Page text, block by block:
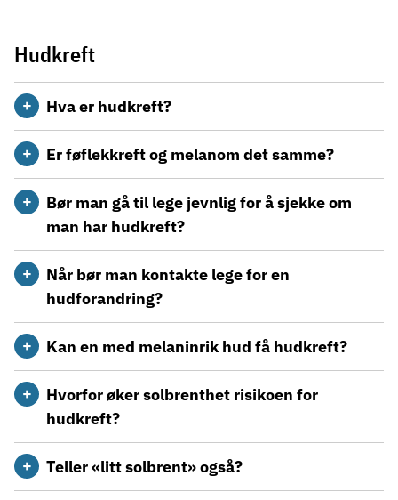
Hudkreft
Hva er hudkreft?
Er føflekkreft og melanom det samme?
Bør man gå til lege jevnlig for å sjekke om
man har hudkreft?
Når bør man kontakte lege for en
hudforandring?
Kan en med melaninrik hud få hudkreft?
Hvorfor øker solbrenthet risikoen for
hudkreft?
Teller «litt solbrent» også?